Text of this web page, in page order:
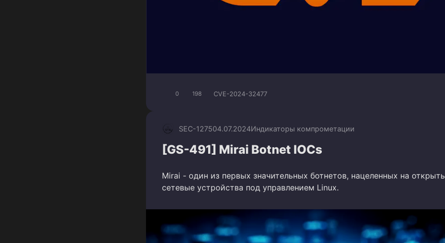
0 198 CVE-2024-32477
SEC-127504.07.2024Индикаторы компрометации
[GS-491] Mirai Botnet IOCs
Mirai - один из первых значительных ботнетов, нацеленных на
сетевые устройства под управлением Linux.